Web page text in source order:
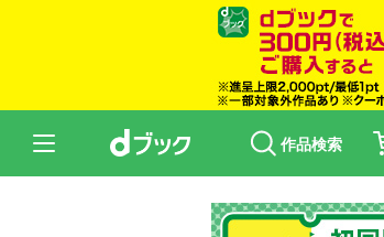
作品検索